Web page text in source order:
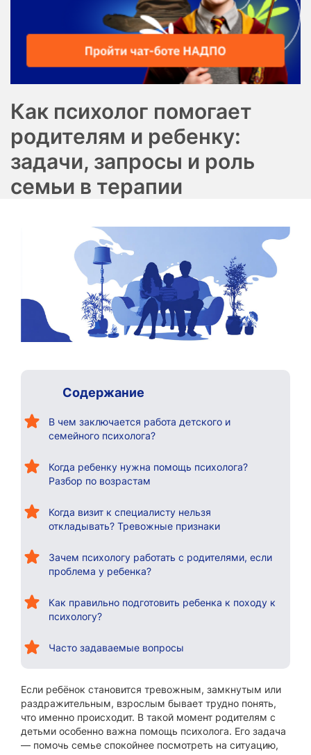
Как психолог помогает
родителям и ребенку:
задачи, запросы и роль
семьи в терапии
Содержание
В чем заключается работа детского и
семейного психолога?
Когда ребенку нужна помощь психолога?
Разбор по возрастам
Когда визит к специалисту нельзя
откладывать? Тревожные признаки
Зачем психологу работать с родителями, если
проблема у ребенка?
Как правильно подготовить ребенка к походу к
психологу?
Часто задаваемые вопросы
Если ребёнок становится тревожным, замкнутым или
раздражительным, взрослым бывает трудно понять,
что именно происходит. В такой момент родителям с
детьми особенно важна помощь психолога. Его задача
— помочь семье спокойнее посмотреть на ситуацию,